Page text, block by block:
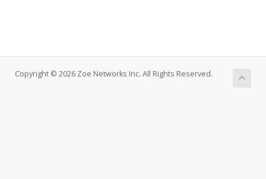
Copyright © 2026 Zoe Networks Inc. All Rights Reserved.